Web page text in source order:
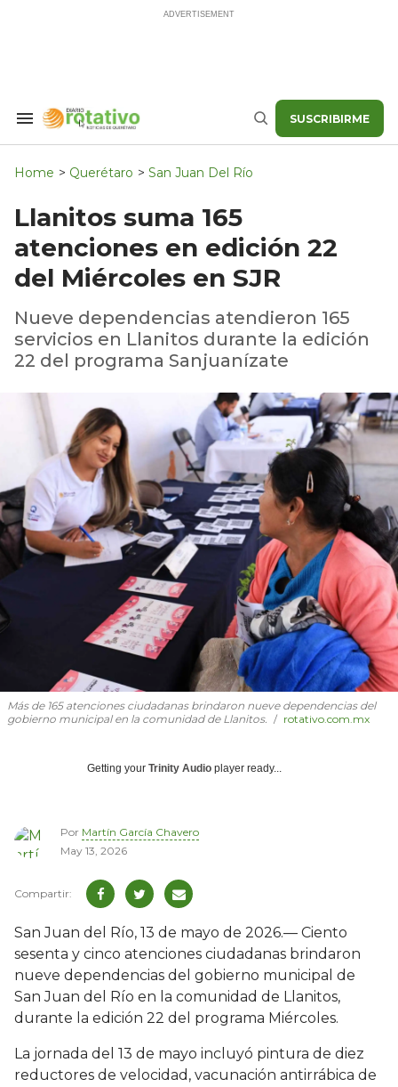
Search
Navigation
Buscar SUSCRIBIRME
Home > Querétaro > San Juan Del Río
Llanitos suma 165
atenciones en edición 22
del Miércoles en SJR
Nueve dependencias atendieron 165
servicios en Llanitos durante la edición
22 del programa Sanjuanízate
Más de 165 atenciones ciudadanas brindaron nueve dependencias del
gobierno municipal en la comunidad de Llanitos.
rotativo.com.mx
Getting your Trinity Audio player ready...
Por Martín García Chavero
May 13, 2026
San Juan del Río, 13 de mayo de 2026.— Ciento
sesenta y cinco atenciones ciudadanas brindaron
nueve dependencias del gobierno municipal de
San Juan del Río en la comunidad de Llanitos,
durante la edición 22 del programa Miércoles.
La jornada del 13 de mayo incluyó pintura de diez
reductores de velocidad, vacunación antirrábica de